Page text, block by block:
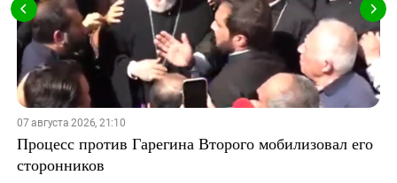
07 августа 2026, 21:10
Процесс против Гарегина Второго мобилизовал его
сторонников